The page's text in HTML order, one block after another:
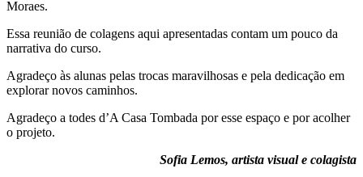
Moraes.
Essa reunião de colagens aqui apresentadas contam um pouco da
narrativa do curso.
Agradeço às alunas pelas trocas maravilhosas e pela dedicação em
explorar novos caminhos.
Agradeço a todes d’A Casa Tombada por esse espaço e por acolher
o projeto.
Sofia Lemos, artista visual e colagista